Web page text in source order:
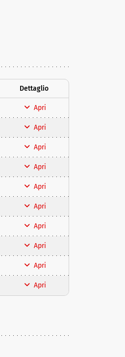
Dettaglio
Apri
Apri
Apri
Apri
Apri
Apri
Apri
Apri
Apri
Apri